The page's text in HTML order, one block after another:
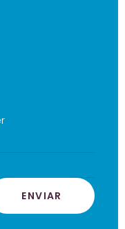
ENVIAR